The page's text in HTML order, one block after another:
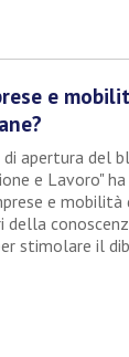
e
apertura del
e Lavoro"
e mobilità
stimolare il